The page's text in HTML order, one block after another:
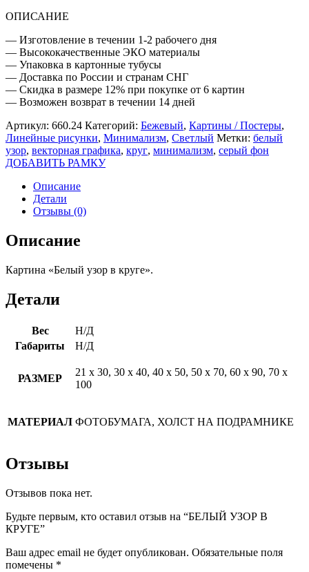
ОПИСАНИЕ
— Изготовление в течении 1-2 рабочего дня
— Высококачественные ЭКО материалы
— Упаковка в картонные тубусы
— Доставка по России и странам СНГ
— Скидка в размере 12% при покупке от 6 картин
— Возможен возврат в течении 14 дней
Артикул: 660.24 Категорий: Бежевый, Картины / Постеры,
Линейные рисунки, Минимализм, Светлый Метки: белый
узор, векторная графика, круг, минимализм, серый фон
ДОБАВИТЬ РАМКУ
Описание
Детали
Отзывы (0)
Описание
Картина «Белый узор в круге».
Детали
Вес
Н/Д
Габариты
Н/Д
РАЗМЕР
21 х 30, 30 х 40, 40 х 50, 50 х 70, 60 х 90, 70 х
100
МАТЕРИАЛ ФОТОБУМАГА, ХОЛСТ НА ПОДРАМНИКЕ
Отзывы
Отзывов пока нет.
Будьте первым, кто оставил отзыв на “БЕЛЫЙ УЗОР В
КРУГЕ”
Ваш адрес email не будет опубликован. Обязательные поля
помечены *